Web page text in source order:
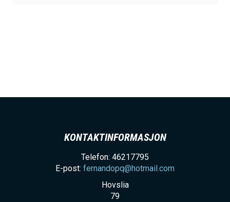
KONTAKTINFORMASJON
Telefon: 46217795
E-post: fernandopq@hotmail.com
Hovslia
79